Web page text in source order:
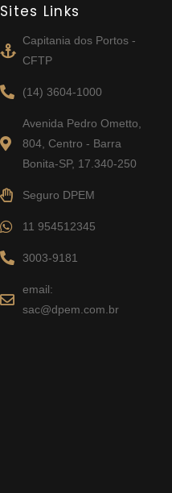
Sites Links
Capitania dos Portos -
CFTP
(14) 3604-1000
Avenida Pedro Ometto,
804, Centro - Barra
Bonita-SP, 17.340-250
Seguro DPEM
11 954512345
3003-9181
email:
sac@dpem.com.br